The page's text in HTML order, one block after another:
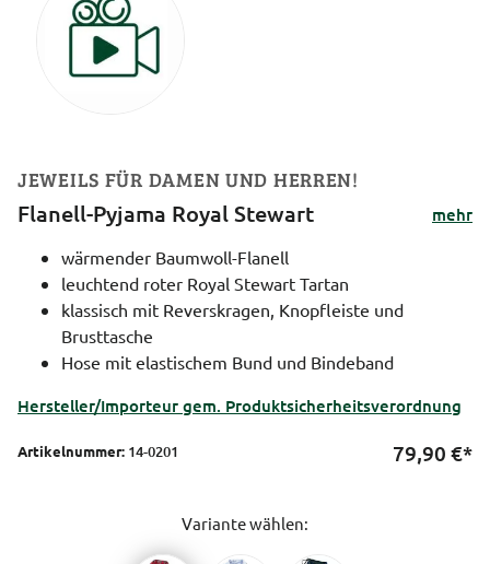
JEWEILS FÜR DAMEN UND HERREN!
Flanell-Pyjama Royal Stewart
mehr
wärmender Baumwoll-Flanell
leuchtend roter Royal Stewart Tartan
klassisch mit Reverskragen, Knopfleiste und
Brusttasche
Hose mit elastischem Bund und Bindeband
Hersteller/Importeur gem. Produktsicherheitsverordnung
Artikelnummer: 14-0201 79,90 €*
Variante wählen: